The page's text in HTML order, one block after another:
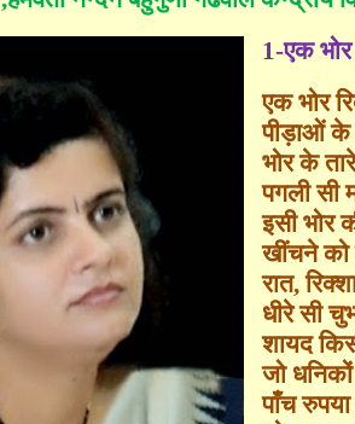
1-एक
एक भोर
पीड़ाओं के
भोर के
पगली सी
इसी भोर
खींचने को
रात,
धीरे सी
शायद
जो
पाँच